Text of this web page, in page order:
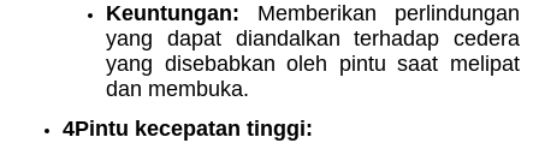
Keuntungan:
Memberikan perlindungan
yang dapat diandalkan terhadap cedera
yang disebabkan oleh pintu saat melipat
dan membuka.
4Pintu kecepatan tinggi: